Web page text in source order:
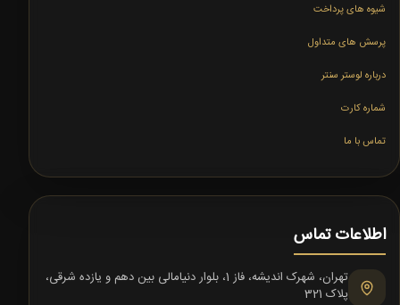
شیوه های پرداخت
پرسش های متداول
درباره لوستر سنتر
شماره کارت
تماس با ما
اطلاعات تماس
تهران، شهرک اندیشه، فاز 1، بلوار دنیامالی بین دهم و یازده شرقی،
پلاک 321